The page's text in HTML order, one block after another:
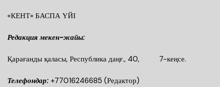
«КЕНТ» БАСПА ҮЙІ
Редакция мекен-жайы:
Қарағанды қаласы, Республика даңғ., 40, 7-кеңсе.
Телефондар: +77016246685 (Редактор)